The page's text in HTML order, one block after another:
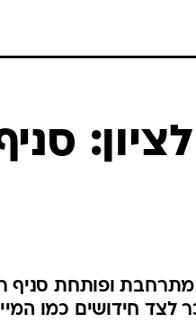
ופותחת סניף
חידושים כמו